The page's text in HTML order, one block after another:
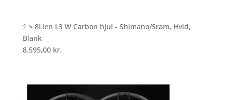
1 × 8Lien L3 W Carbon hjul - Shimano/Sram, Hvid,
Blank
8.595,00 kr.